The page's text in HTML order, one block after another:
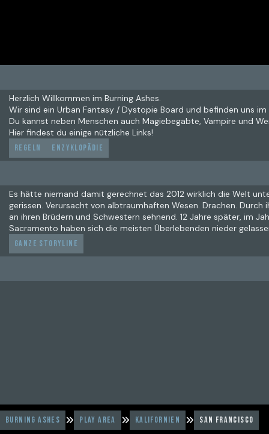
Herzlich Willkommen im Burning Ashes.
Wir sind ein Urban Fantasy / Dystopie Board und befinden uns
Du kannst neben Menschen auch Magiebegabte, Vampire und
Hier findest du einige nützliche Links!
Regeln Enzyklopädie
Es hätte niemand damit gerechnet das 2012 wirklich die Welt
gerissen. Verursacht von albtraumhaften Wesen. Drachen.
an ihren Brüdern und Schwestern sehnend. 12 Jahre später, im
Sacramento haben sich die meisten Überlebenden nieder
Ganze Storyline
Burning Ashes Play Area Kalifornien San Francisco